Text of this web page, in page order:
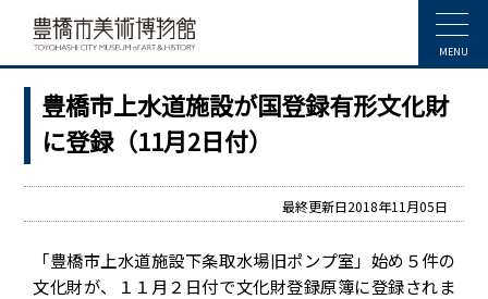
MENU
豊橋市上水道施設が国登録有形文化財
に登録（11月2日付）
最終更新日2018年11月05日
「豊橋市上水道施設下条取水場旧ポンプ室」始め５件の
文化財が、１１月２日付で文化財登録原簿に登録されま